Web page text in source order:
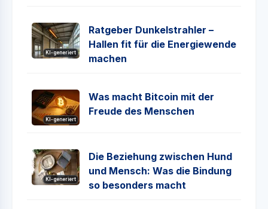
KI-generiert
Ratgeber Dunkelstrahler –
Hallen fit für die Energiewende
machen
KI-generiert
Was macht Bitcoin mit der
Freude des Menschen
KI-generiert
Die Beziehung zwischen Hund
und Mensch: Was die Bindung
so besonders macht